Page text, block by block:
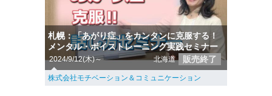
札幌：「あがり症」をカンタンに克服する！
メンタル・ボイストレーニング実践セミナー
2024/9/12(木)～ 北海道 販売終了
株式会社モチベーション＆コミュニケーション